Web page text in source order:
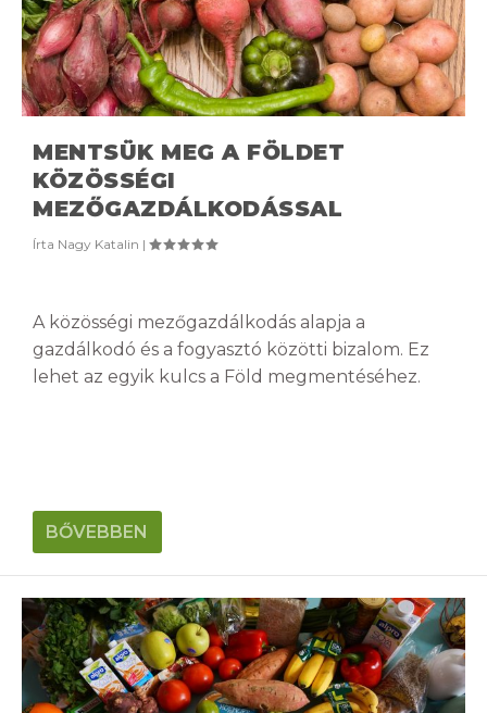
MENTSÜK MEG A FÖLDET
KÖZÖSSÉGI
MEZŐGAZDÁLKODÁSSAL
Írta Nagy Katalin |
A közösségi mezőgazdálkodás alapja a
gazdálkodó és a fogyasztó közötti bizalom. Ez
lehet az egyik kulcs a Föld megmentéséhez.
BŐVEBBEN